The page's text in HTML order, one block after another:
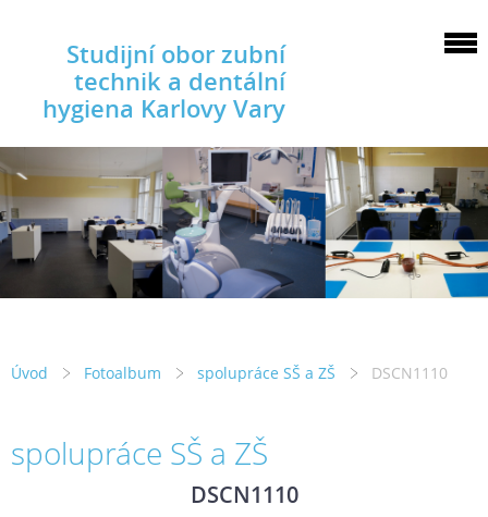
Studijní obor zubní
technik a dentální
hygiena Karlovy Vary
Úvod Fotoalbum spolupráce SŠ a ZŠ DSCN1110
spolupráce SŠ a ZŠ
DSCN1110